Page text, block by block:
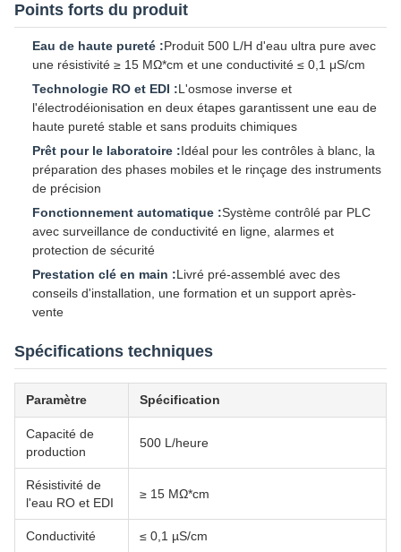
Points forts du produit
Eau de haute pureté :Produit 500 L/H d'eau ultra pure avec
une résistivité ≥ 15 MΩ*cm et une conductivité ≤ 0,1 μS/cm
Technologie RO et EDI :L'osmose inverse et
l'électrodéionisation en deux étapes garantissent une eau de
haute pureté stable et sans produits chimiques
Prêt pour le laboratoire :Idéal pour les contrôles à blanc, la
préparation des phases mobiles et le rinçage des instruments
de précision
Fonctionnement automatique :Système contrôlé par PLC
avec surveillance de conductivité en ligne, alarmes et
protection de sécurité
Prestation clé en main :Livré pré-assemblé avec des
conseils d'installation, une formation et un support après-
vente
Spécifications techniques
Paramètre Spécification
Capacité de
production
500 L/heure
Résistivité de
l'eau RO et EDI
≥ 15 MΩ*cm
Conductivité ≤ 0,1 µS/cm